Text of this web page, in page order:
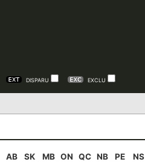
DISPARU EXCLU
AB SK MB ON QC NB PE NS